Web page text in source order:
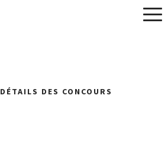
DÉTAILS DES CONCOURS